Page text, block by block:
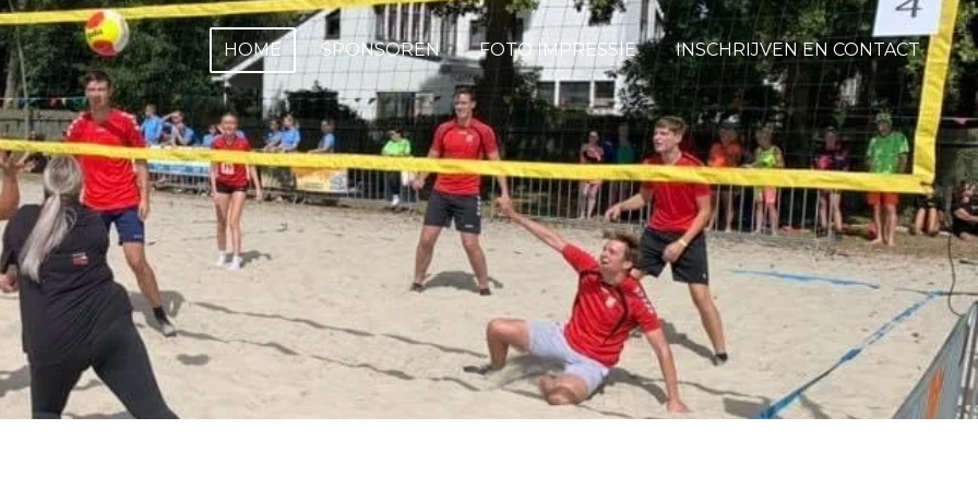
HOME SPONSOREN FOTO IMPRESSIE INSCHRIJVEN EN CONTACT